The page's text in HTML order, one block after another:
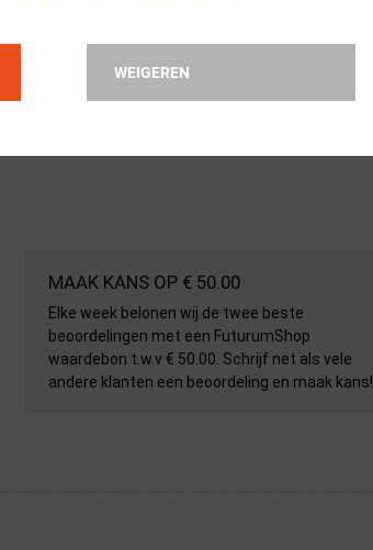
WEIGEREN
MAAK KANS OP € 50.00
Elke week belonen wij de twee beste
beoordelingen met een FuturumShop
waardebon t.w.v € 50.00. Schrijf net als vele
andere klanten een beoordeling en maak kans!